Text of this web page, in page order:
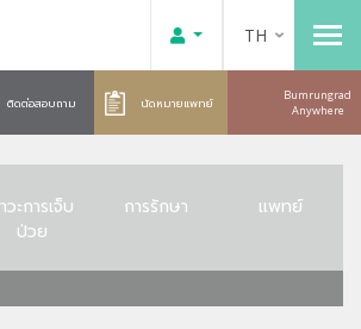
TH
ติดต่อสอบถาม นัดหมายแพทย์
Bumrungrad
Anywhere
วะการเจ็บ
ป่วย
การรักษา แพทย์